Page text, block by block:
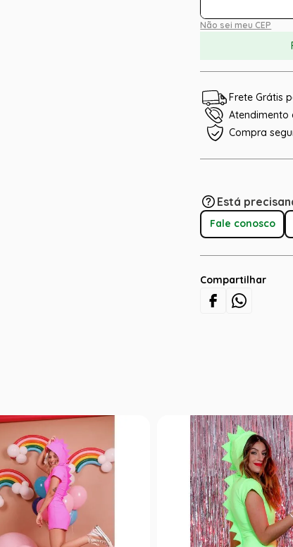
Não sei meu CEP
Frete Grátis
Atendimento
Compra
Está
Fale conosco
Compartilhar